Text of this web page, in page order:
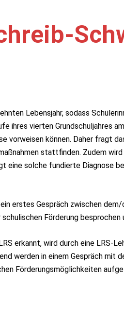
Lebensjahr, sodass
ihres vierten Grundschuljahres
vorweisen können. Daher fragt
stattfinden. Zudem
eine solche fundierte Diagnose
erstes Gespräch zwischen
Förderung besprochen
erkannt, wird durch eine LRS-
werden in einem Gespräch mit
Förderungsmöglichkeiten